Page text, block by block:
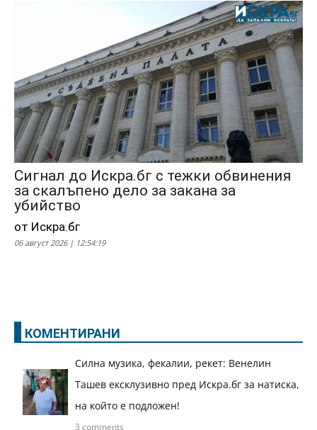
Сигнал до Искра.бг с тежки обвинения
за скалъпено дело за закана за
убийство
от Искра.бг
06 август 2026 | 12:54:19
КОМЕНТИРАНИ
Силна музика, фекалии, рекет: Венелин
Ташев ексклузивно пред Искра.бг за натиска,
на който е подложен!
3 comments